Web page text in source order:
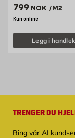
Pris 799 NOK /
799 NOK /M2
Kun online
Legg i
TRENGER DU
Ring vår AI